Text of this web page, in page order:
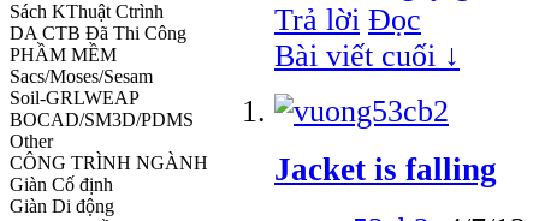
Sách KThuật Ctrình
DA CTB Đã Thi Công
PHẦM MỀM
Sacs/Moses/Sesam
Soil-GRLWEAP
BOCAD/SM3D/PDMS
Other
CÔNG TRÌNH NGÀNH
Giàn Cố định
Giàn Di động
Trả lời Đọc
Bài viết cuối ↓
Jacket is falling